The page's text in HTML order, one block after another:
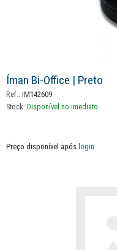
Íman Bi-Office | Preto
Ref.: IM142609
Stock: Disponível no imediato
Preço disponível após login